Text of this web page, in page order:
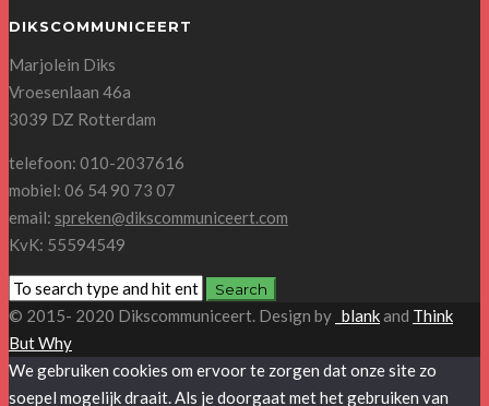
DIKSCOMMUNICEERT
Marjolein Diks
Vroesenlaan 46a
3039 DZ Rotterdam
telefoon: 010-2037616
mobiel: 06 54 90 73 07
email: spreken@dikscommuniceert.com
KvK: 55594549
© 2015- 2020 Dikscommuniceert. Design by _blankand Think
But Why
We gebruiken cookies om ervoor te zorgen dat onze site zo
soepel mogelijk draait. Als je doorgaat met het gebruiken van